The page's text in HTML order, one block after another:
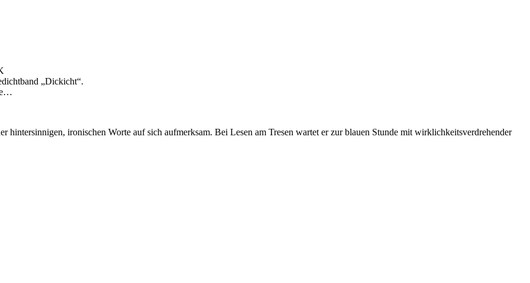
„Dickicht“.
hintersinnigen, ironischen Worte auf sich aufmerksam. Bei Lesen am Tresen wartet er zur blauen Stunde mit wirklichkeitsverdrehender